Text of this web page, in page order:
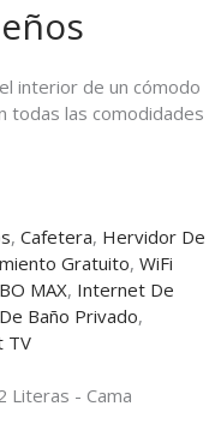
interior de un cómodo
todas las comodidades
, Cafetera, Hervidor De
Gratuito, WiFi
MAX, Internet De
Baño Privado,
TV
Literas - Cama